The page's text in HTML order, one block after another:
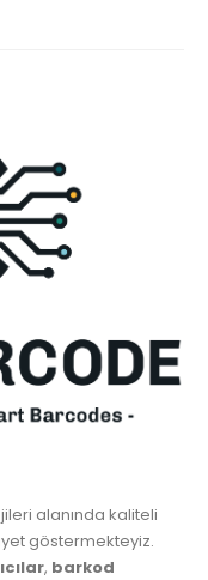
alanında kaliteli
göstermekteyiz.
, barkod